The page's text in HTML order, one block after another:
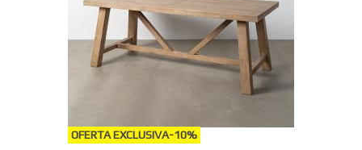
OFERTA EXCLUSIVA-10%